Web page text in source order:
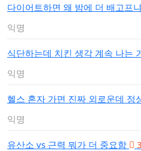
다이어트하면 왜 밤에 더 배고프
익명
식단하는데 치킨 생각 계속 나는
익명
헬스 혼자 가면 진짜 외로운데 정
익명
유산소 vs 근력 뭐가 더 중요함
3